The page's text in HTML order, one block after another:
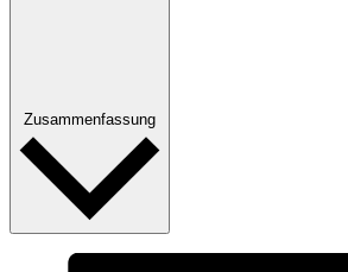
Zusammenfassung